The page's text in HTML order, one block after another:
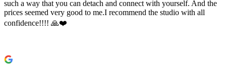
such a way that you can detach and connect with yourself. And the
prices seemed very good to me.I recommend the studio with all
confidence!!!! 🙏❤️